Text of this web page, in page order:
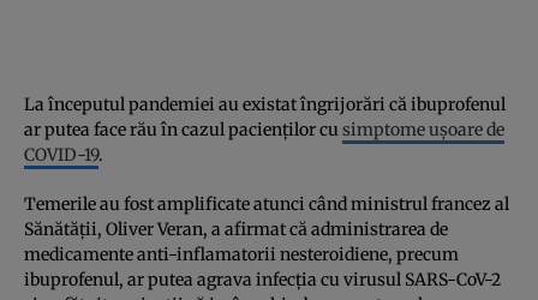
La începutul pandemiei au existat îngrijorări că ibuprofenul
ar putea face rău în cazul pacienţilor cu simptome uşoare de
COVID-19.
Temerile au fost amplificate atunci când ministrul francez al
Sănătăţii, Oliver Veran, a afirmat că administrarea de
medicamente anti-inflamatorii nesteroidiene, precum
ibuprofenul, ar putea agrava infecţia cu virusul SARS-CoV-2